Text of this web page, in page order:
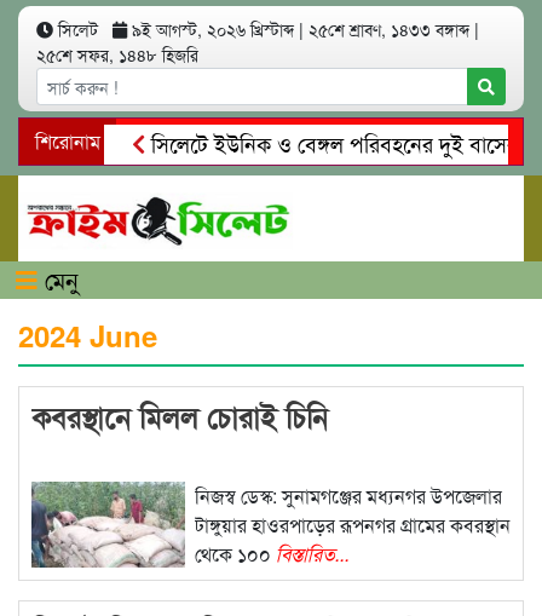
সিলেট ৯ই আগস্ট, ২০২৬ খ্রিস্টাব্দ | ২৫শে শ্রাবণ, ১৪৩৩ বঙ্গাব্দ |
২৫শে সফর, ১৪৪৮ হিজরি
শিরোনাম
সিলেটে ইউনিক ও বেঙ্গল পরিবহনের দুই বাসের
গোয়াইনঘাটে প্রেমের ফাঁদে তরুণী পাচার: মাদকাসক্ত
মেনু
2024 June
কবরস্থানে মিলল চোরাই চিনি
নিজস্ব ডেস্ক: সুনামগঞ্জের মধ্যনগর উপজেলার
টাঙ্গুয়ার হাওরপাড়ের রূপনগর গ্রামের কবরস্থান
থেকে ১০০ বিস্তারিত...